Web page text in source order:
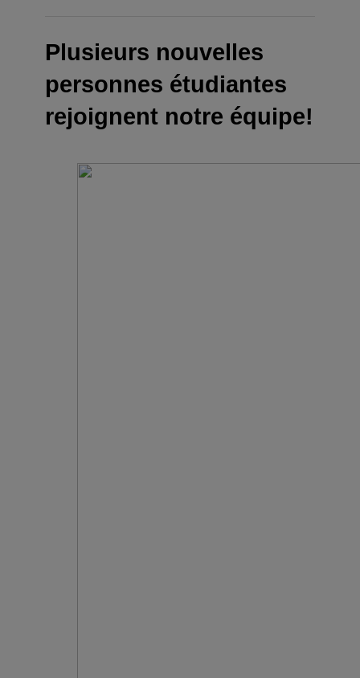
Plusieurs nouvelles
personnes étudiantes
rejoignent notre équipe!